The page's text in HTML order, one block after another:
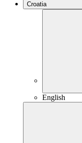
Croatia
English